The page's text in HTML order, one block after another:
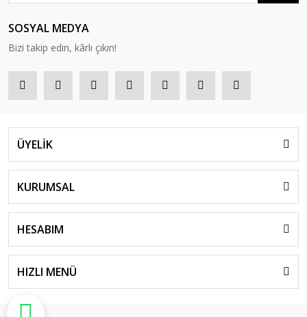
SOSYAL MEDYA
Bizi takip edin, kârlı çıkın!
ÜYELİK
KURUMSAL
HESABIM
HIZLI MENÜ